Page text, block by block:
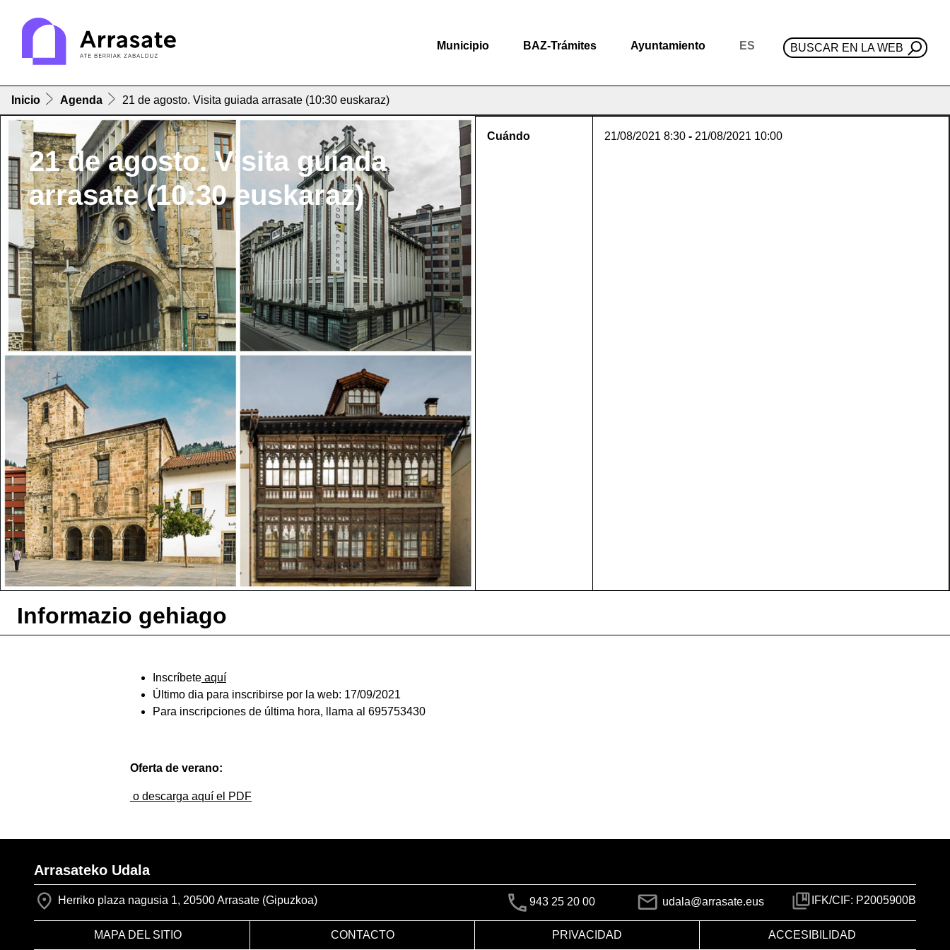
Municipio BAZ-Trámites Ayuntamiento ES BUSCAR EN LA WEB
Inicio Agenda 21 de agosto. Visita guiada arrasate (10:30 euskaraz)
21 de agosto. Visita guiada
arrasate (10:30 euskaraz)
Cuándo 21/08/2021 8:30 - 21/08/2021 10:00
Informazio gehiago
Inscríbete aquí
Último dia para inscribirse por la web: 17/09/2021
Para inscripciones de última hora, llama al 695753430
Oferta de verano:
o descarga aquí el PDF
Arrasateko Udala
Herriko plaza nagusia 1, 20500 Arrasate (Gipuzkoa) 943 25 20 00 udala@arrasate.eus IFK/CIF: P2005900B
MAPA DEL SITIO CONTACTO PRIVACIDAD ACCESIBILIDAD